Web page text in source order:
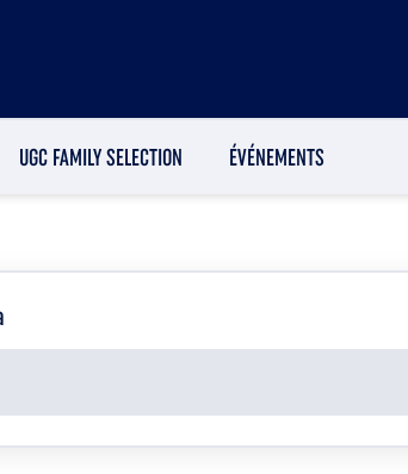
UGC FAMILY SELECTION ÉVÉNEMENTS